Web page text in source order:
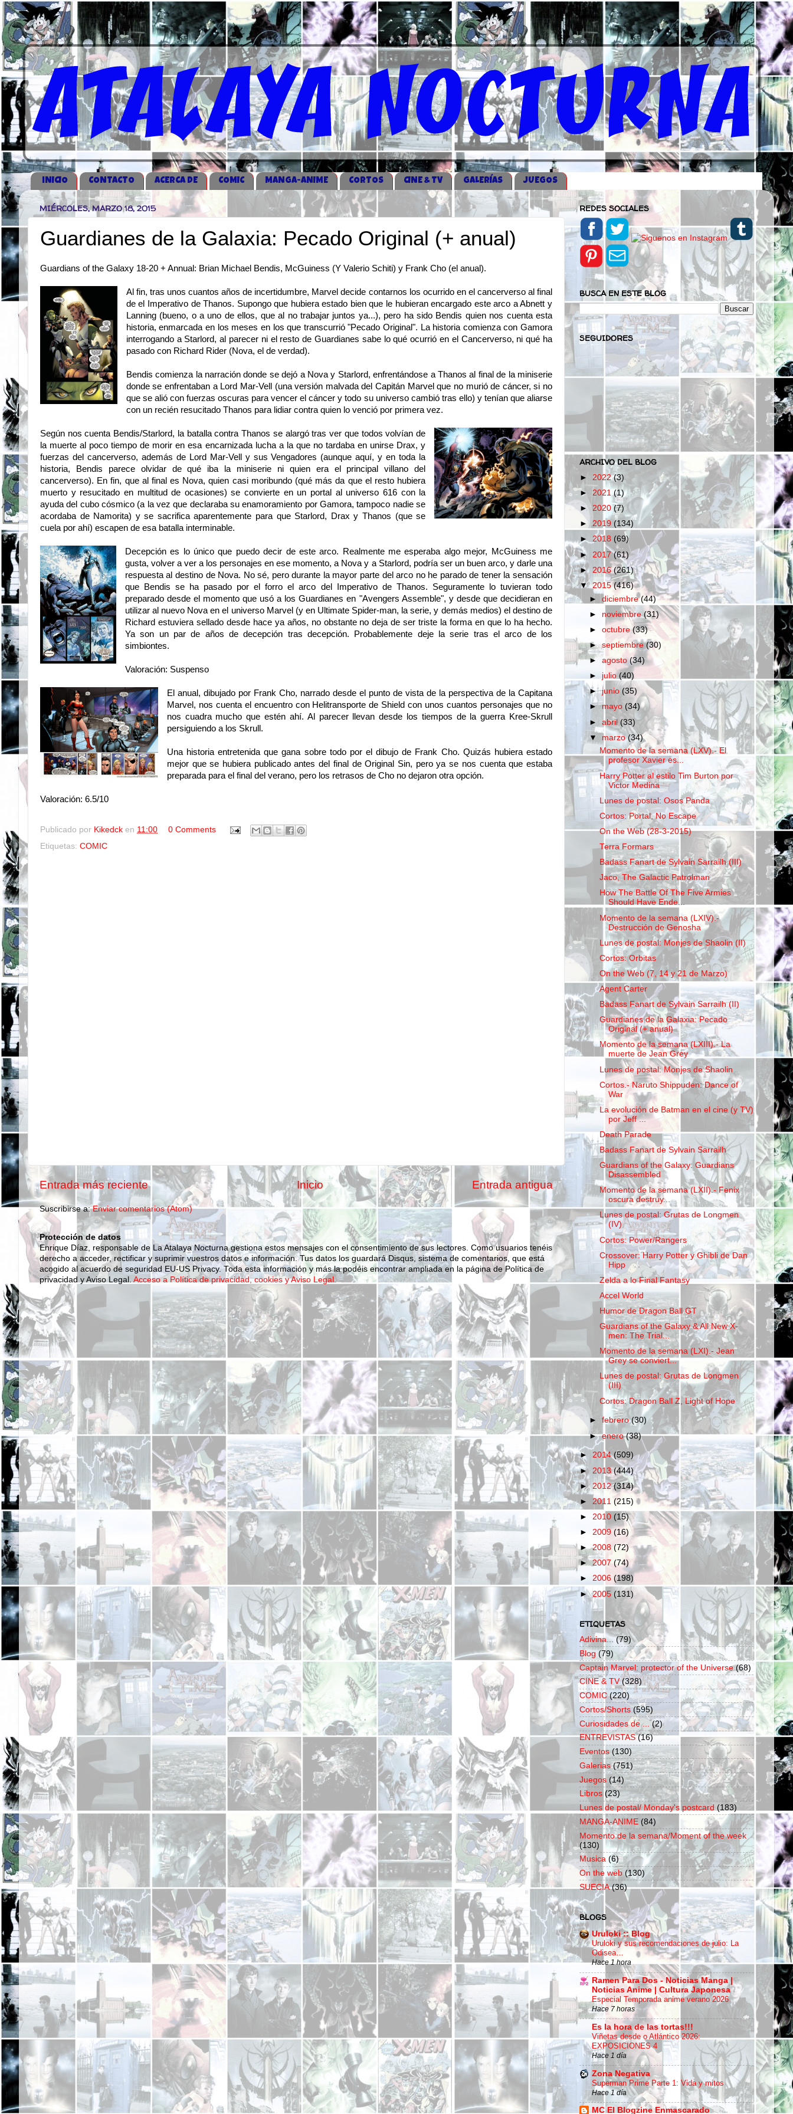
iNICIO CONTACTO ACERCA DE COMIC MANGA-ANIME CORTOS CINE & TV GALERÍAS JUEGOS
MIÉRCOLES, MARZO 18, 2015
Guardianes de la Galaxia: Pecado Original (+ anual)
Guardians of the Galaxy 18-20 + Annual: Brian Michael Bendis, McGuiness (Y Valerio Schiti) y Frank Cho (el anual).
Al fin, tras unos cuantos años de incertidumbre, Marvel decide contarnos los ocurrido en el cancerverso al final
de el Imperativo de Thanos. Supongo que hubiera estado bien que le hubieran encargado este arco a Abnett y
Lanning (bueno, o a uno de ellos, que al no trabajar juntos ya...), pero ha sido Bendis quien nos cuenta esta
historia, enmarcada en los meses en los que transcurrió "Pecado Original". La historia comienza con Gamora
interrogando a Starlord, al parecer ni el resto de Guardianes sabe lo qué ocurrió en el Cancerverso, ni qué ha
pasado con Richard Rider (Nova, el de verdad).
Bendis comienza la narración donde se dejó a Nova y Starlord, enfrentándose a Thanos al final de la miniserie
donde se enfrentaban a Lord Mar-Vell (una versión malvada del Capitán Marvel que no murió de cáncer, si no
que se alió con fuerzas oscuras para vencer el cáncer y todo su universo cambió tras ello) y tenían que aliarse
con un recién resucitado Thanos para lidiar contra quien lo venció por primera vez.
Según nos cuenta Bendis/Starlord, la batalla contra Thanos se alargó tras ver que todos volvían de
la muerte al poco tiempo de morir en esa encarnizada lucha a la que no tardaba en unirse Drax, y
fuerzas del cancerverso, además de Lord Mar-Vell y sus Vengadores (aunque aquí, y en toda la
historia, Bendis parece olvidar de qué iba la miniserie ni quien era el principal villano del
cancerverso). En fin, que al final es Nova, quien casi moribundo (qué más da que el resto hubiera
muerto y resucitado en multitud de ocasiones) se convierte en un portal al universo 616 con la
ayuda del cubo cósmico (a la vez que declaraba su enamoramiento por Gamora, tampoco nadie se
acordaba de Namorita) y se sacrifica aparentemente para que Starlord, Drax y Thanos (que se
cuela por ahí) escapen de esa batalla interminable.
Decepción es lo único que puedo decir de este arco. Realmente me esperaba algo mejor, McGuiness me
gusta, volver a ver a los personajes en ese momento, a Nova y a Starlord, podría ser un buen arco, y darle una
respuesta al destino de Nova. No sé, pero durante la mayor parte del arco no he parado de tener la sensación
que Bendis se ha pasado por el forro el arco del Imperativo de Thanos. Seguramente lo tuvieran todo
preparado desde el momento que usó a los Guardianes en "Avengers Assemble", y desde que decidieran en
utilizar al nuevo Nova en el universo Marvel (y en Ultimate Spider-man, la serie, y demás medios) el destino de
Richard estuviera sellado desde hace ya años, no obstante no deja de ser triste la forma en que lo ha hecho.
Ya son un par de años de decepción tras decepción. Probablemente deje la serie tras el arco de los
simbiontes.
Valoración: Suspenso
El anual, dibujado por Frank Cho, narrado desde el punto de vista de la perspectiva de la Capitana
Marvel, nos cuenta el encuentro con Helitransporte de Shield con unos cuantos personajes que no
nos cuadra mucho que estén ahí. Al parecer llevan desde los tiempos de la guerra Kree-Skrull
persiguiendo a los Skrull.
Una historia entretenida que gana sobre todo por el dibujo de Frank Cho. Quizás hubiera estado
mejor que se hubiera publicado antes del final de Original Sin, pero ya se nos cuenta que estaba
preparada para el final del verano, pero los retrasos de Cho no dejaron otra opción.
Valoración: 6.5/10
Publicado por Kikedck en 11:00
0 Comments
Etiquetas: COMIC
Entrada más reciente Entrada antigua
Inicio
Suscribirse a:Enviar comentarios (Atom)
Protección de datos
Enrique Díaz, responsable de La Atalaya Nocturna gestiona estos mensajes con el consentimiento de sus lectores. Como usuarios tenéis
derecho a acceder, rectificar y suprimir vuestros datos e información. Tus datos los guardará Disqus, sistema de comentarios, que está
acogido al acuerdo de seguridad EU-US Privacy. Toda esta información y más la podéis encontrar ampliada en la página de Política de
privacidad y Aviso Legal. Acceso a Política de privacidad, cookies y Aviso Legal.
REDES SOCIALES
BUSCA EN ESTE BLOG
SEGUIDORES
ARCHIVO DEL BLOG
► 2022(3)
► 2021(1)
►2020 (7)
►2019 (134)
► 2018 (69)
► 2017(61)
► 2016(261)
▼2015(416)
►diciembre(44)
► noviembre(31)
►octubre(33)
►septiembre(30)
►agosto(34)
► julio(40)
►junio(35)
►mayo(34)
►abril(33)
▼ marzo(34)
Momento de la semana (LXV).- El
profesor Xavier es...
Harry Potter al estilo Tim Burton por
Victor Medina
Lunes de postal: Osos Panda
Cortos: Portal, No Escape
On the Web (28-3-2015)
Terra Formars
Badass Fanart de Sylvain Sarrailh (III)
Jaco, The Galactic Patrolman
How The Battle Of The Five Armies
Should Have Ende...
Momento de la semana (LXIV).-
Destrucción de Genosha
Lunes de postal: Monjes de Shaolin (II)
Cortos: Orbitas
On the Web (7, 14 y 21 de Marzo)
Agent Carter
Badass Fanart de Sylvain Sarrailh (II)
Guardianes de la Galaxia: Pecado
Original (+ anual)
Momento de la semana (LXIII).- La
muerte de Jean Grey
Lunes de postal: Monjes de Shaolin
Cortos.- Naruto Shippuden: Dance of
War
La evolución de Batman en el cine (y TV)
por Jeff ...
Death Parade
Badass Fanart de Sylvain Sarrailh
Guardians of the Galaxy: Guardians
Disassembled
Momento de la semana (LXII).- Fenix
oscura destruy...
Lunes de postal: Grutas de Longmen
(IV)
Cortos: Power/Rangers
Crossover: Harry Potter y Ghibli de Dan
Hipp
Zelda a lo Final Fantasy
Accel World
Humor de Dragon Ball GT
Guardians of the Galaxy & All New X-
men: The Trial...
Momento de la semana (LXI).- Jean
Grey se conviert...
Lunes de postal: Grutas de Longmen
(III)
Cortos: Dragon Ball Z, Light of Hope
►febrero(30)
►enero(38)
► 2014(509)
► 2013(444)
► 2012(314)
► 2011 (215)
► 2010 (15)
► 2009 (16)
►2008(72)
►2007(74)
► 2006 (198)
►2005 (131)
ETIQUETAS
Adivina... (79)
Blog (79)
Captain Marvel: protector of the Universe (68)
CINE & TV (328)
COMIC (220)
Cortos/Shorts (595)
Curiosidades de ... (2)
ENTREVISTAS (16)
Eventos (130)
Galerias (751)
Juegos (14)
Libros (23)
Lunes de postal/ Monday's postcard (183)
MANGA-ANIME (84)
Momento de la semana/Moment of the week
(130)
Musica (6)
On the web (130)
SUECIA (36)
BLOGS
Uruloki :: Blog
Uruloki y sus recomendaciones de julio: La
Odisea…
Hace 1 hora
Ramen Para Dos - Noticias Manga |
Noticias Anime | Cultura Japonesa
Especial Temporada anime verano 2026
Hace 7 horas
Es la hora de las tortas!!!
Viñetas desde o Atlántico 2026:
EXPOSICIONES 4
Hace 1 día
Zona Negativa
Superman Prime Parte 1: Vida y mitos
Hace 1 día
MC El Blogzine Enmascarado